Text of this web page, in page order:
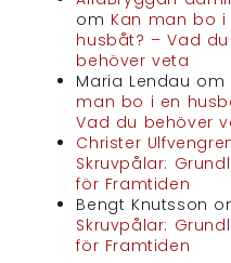
om Kan man bo i
husbåt? – Vad du
behöver veta
Maria Lendau om
man bo i en
Vad du behöver
Christer
Skruvpålar:
för Framtiden
Bengt Knutsson
Skruvpålar:
för Framtiden